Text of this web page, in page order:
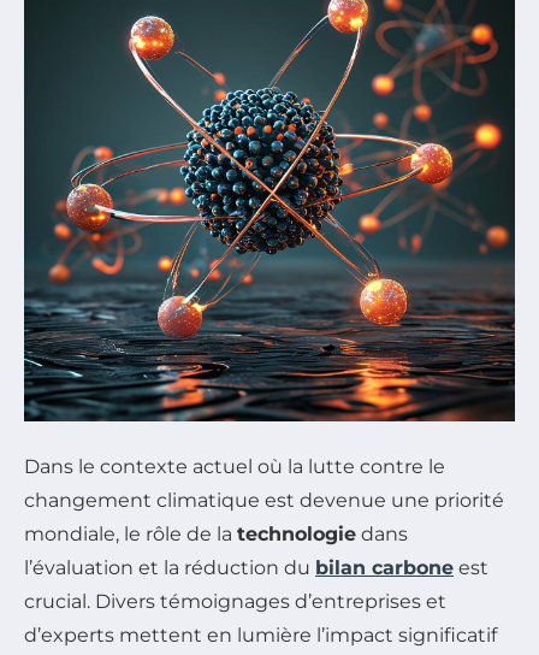
Dans le contexte actuel où la lutte contre le
changement climatique est devenue une priorité
mondiale, le rôle de la technologie dans
l’évaluation et la réduction du bilan carbone est
crucial. Divers témoignages d’entreprises et
d’experts mettent en lumière l’impact significatif